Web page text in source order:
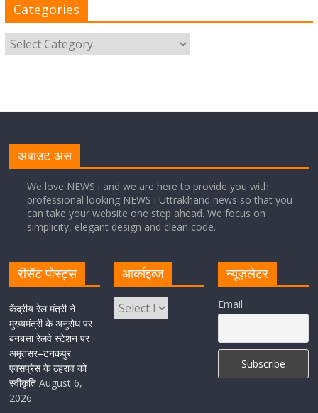
मुख्यमंत्री ने स्वास्थ्य सेवा शिविर का किया शुभारंभ, श्रद्धालुओं को
अपने हाथों से परोसा भोजन
August 5, 2026 1 Comment
सीएम धामी ने हरिद्वार में शिवभक्तों का हेलिकॉप्टर से पुष्पवर्षा और पैर
धोकर किया स्वागत
विकास योजनाओं का लोकार्पण-शिलान्यास
Categories
अबाउट अस
We love NEWS i and we are here to provide you with
professional looking NEWS i Uttrakhand news so that you
can take your website one step ahead. We focus on
simplicity, elegant design and clean code.
रीसेंट पोस्ट्स
केंद्रीय रेल मंत्री ने
मुख्यमंत्री के अनुरोध पर
बनबसा रेलवे स्टेशन पर
अमृतसर–टनकपुर
एक्सप्रेस के ठहराव को
स्वीकृति August 6,
2026
आर्काइव्ज न्यूज़लेटर
Email